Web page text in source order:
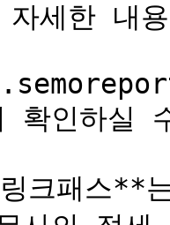
한 내용
인하실
크패스**